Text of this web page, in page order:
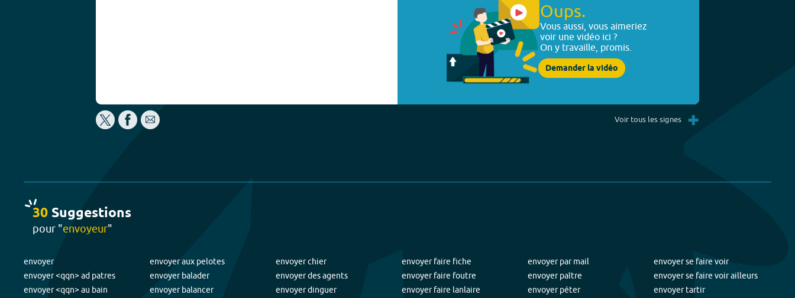
Oups.
Vous aussi, vous aimeriez
voir une vidéo ici ?
On y travaille, promis.
Demander la vidéo
Voir tous les signes +
30 Suggestions
pour "envoyeur"
envoyer
envoyer <qqn> ad patres
envoyer <qqn> au bain
envoyer aux pelotes
envoyer balader
envoyer balancer
envoyer chier
envoyer des agents
envoyer dinguer
envoyer faire fiche
envoyer faire foutre
envoyer faire lanlaire
envoyer par mail
envoyer paître
envoyer péter
envoyer se faire voir
envoyer se faire voir ailleurs
envoyer tartir